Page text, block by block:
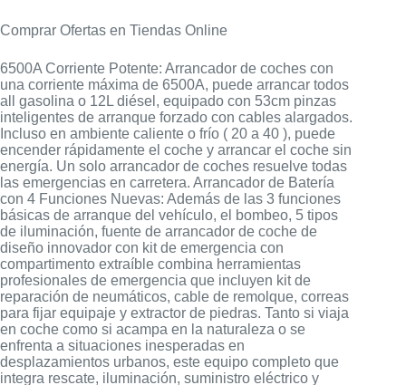
Comprar Ofertas en Tiendas Online
6500A Corriente Potente: Arrancador de coches con
una corriente máxima de 6500A, puede arrancar todos
all gasolina o 12L diésel, equipado con 53cm pinzas
inteligentes de arranque forzado con cables alargados.
Incluso en ambiente caliente o frío ( 20 a 40 ), puede
encender rápidamente el coche y arrancar el coche sin
energía. Un solo arrancador de coches resuelve todas
las emergencias en carretera. Arrancador de Batería
con 4 Funciones Nuevas: Además de las 3 funciones
básicas de arranque del vehículo, el bombeo, 5 tipos
de iluminación, fuente de arrancador de coche de
diseño innovador con kit de emergencia con
compartimento extraíble combina herramientas
profesionales de emergencia que incluyen kit de
reparación de neumáticos, cable de remolque, correas
para fijar equipaje y extractor de piedras. Tanto si viaja
en coche como si acampa en la naturaleza o se
enfrenta a situaciones inesperadas en
desplazamientos urbanos, este equipo completo que
integra rescate, iluminación, suministro eléctrico y